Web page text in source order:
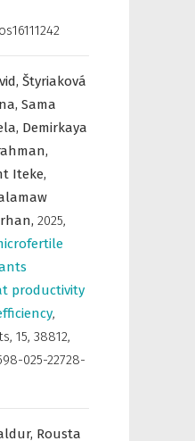
Štyriaková
Sama
Demirkaya
Iteke,
2025,
productivity
,
, 15, 38812,
025-22728-
Rousta